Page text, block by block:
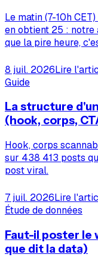
Le matin (7-10h
en obtient 25 :
que la pire heure,
8 juil. 2026Lire
Guide
La structure
(hook, corps,
Hook, corps
sur 438 413 posts
post viral.
7 juil. 2026Lire
Étude de données
Faut-il poster le
que dit la data)